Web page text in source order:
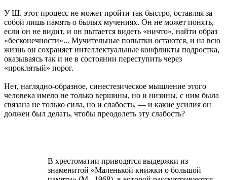
У Ш. этот процесс не может пройти так быстро, оставляя за
собой лишь память о былых мучениях. Он не может понять,
если он не видит, и он пытается видеть «ничто», найти образ
«бесконечности»... Мучительные попытки остаются, и на всю
жизнь он сохраняет интеллектуальные конфликты подростка,
оказываясь так и не в состоянии переступить через
«проклятый» порог.
Нет, наглядно-образное, синестезическое мышление этого
человека имело не только вершины, но и низины, с ним была
связана не только сила, но и слабость, — и какие усилия он
должен был делать, чтобы преодолеть эту слабость?
В хрестоматии приводятся выдержки из
знаменитой «Маленькой книжки о большой